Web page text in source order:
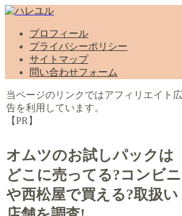
プロフィール
プライバシーポリシー
サイトマップ
問い合わせフォーム
当ページのリンクではアフィリエイト広
告を利用しています。
【PR】
オムツのお試しパックは
どこに売ってる?コンビニ
や西松屋で買える?取扱い